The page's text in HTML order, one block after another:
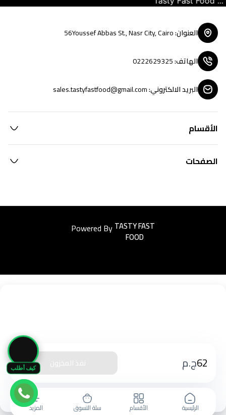
كيف أطلب 62ج.م نفذ المخزون
الرئيسية الأقسام سلة التسوق المزيد
العنوان:
56Youssef Abbas St., Nasr City, Cairo
الهاتف:
0222629325
البريد الالكتروني:
sales.tastyfastfood@gmail.com
الأقسام
الصفحات
Powered ByEasyorders